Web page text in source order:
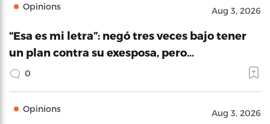
Opinions Aug 3, 2026
“Esa es mi letra”: negó tres veces bajo tener
un plan contra su exesposa, pero…
0
Opinions Aug 3, 2026